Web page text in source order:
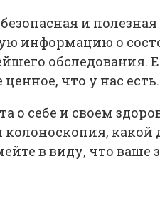
и
информацию о
обследования.
ценное, что у нас есть.
о себе и своем
колоноскопия,
в виду, что ваше